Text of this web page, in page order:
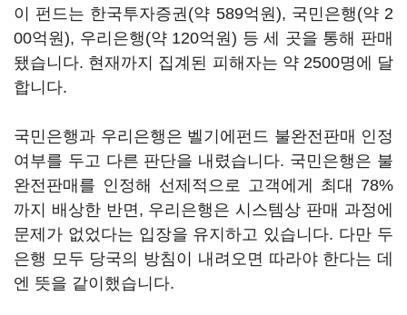
이 펀드는 한국투자증권(약 589억원), 국민은행(약 2
00억원), 우리은행(약 120억원) 등 세 곳을 통해 판매
됐습니다. 현재까지 집계된 피해자는 약 2500명에 달
합니다.
국민은행과 우리은행은 벨기에펀드 불완전판매 인정
여부를 두고 다른 판단을 내렸습니다. 국민은행은 불
완전판매를 인정해 선제적으로 고객에게 최대 78%
까지 배상한 반면, 우리은행은 시스템상 판매 과정에
문제가 없었다는 입장을 유지하고 있습니다. 다만 두
은행 모두 당국의 방침이 내려오면 따라야 한다는 데
엔 뜻을 같이했습니다.